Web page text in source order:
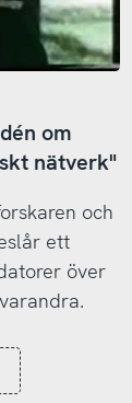
om
nätverk"
och
ett
över